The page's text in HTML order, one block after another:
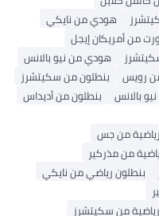
هودي من نايكي
من أمريكان إيجل
هودي من نيو بالانس
رويس
بنطلون من سكيتشرز
بالانس
بنطلون من أديداس
من جس
من مذركير
بنطلون رياضي من نايكي
من سكيتشرز